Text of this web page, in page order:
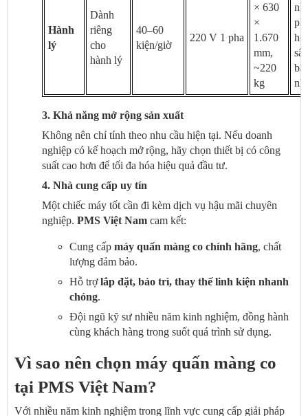
Hành
lý
Dành
riêng
cho
hành lý
40–60
kiện/giờ
220 V 1 pha
× 630
×
1.670
mm,
~220
kg
sân
3. Khả năng mở rộng sản xuất
Không nên chỉ tính theo nhu cầu hiện tại. Nếu doanh
nghiệp có kế hoạch mở rộng, hãy chọn thiết bị có công
suất cao hơn để tối đa hóa hiệu quả đầu tư.
4. Nhà cung cấp uy tín
Một chiếc máy tốt cần đi kèm dịch vụ hậu mãi chuyên
nghiệp. PMS Việt Nam cam kết:
Cung cấp máy quấn màng co chính hãng, chất
lượng đảm bảo.
Hỗ trợlắp đặt, bảo trì, thay thế linh kiện nhanh
chóng.
Đội ngũ kỹ sư nhiều năm kinh nghiệm, đồng hành
cùng khách hàng trong suốt quá trình sử dụng.
Vì sao nên chọn máy quấn màng co
tại PMS Việt Nam?
Với nhiều năm kinh nghiệm trong lĩnh vực cung cấp giải pháp